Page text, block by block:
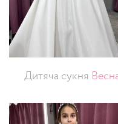
Дитяча сукня